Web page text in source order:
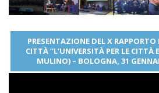
PRESENTAZIONE DEL X
CITTÀ “L’UNIVERSITÀ PER LE CITTÀ
MULINO) – BOLOGNA, 31